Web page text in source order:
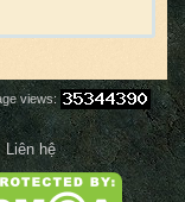
views:
Liên hệ